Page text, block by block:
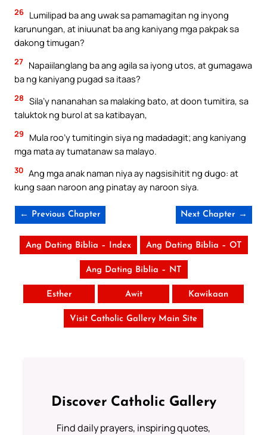
26 Lumilipad ba ang uwak sa pamamagitan ng inyong
karunungan, at iniuunat ba ang kaniyang mga pakpak sa
dakong timugan?
27 Napaiilanglang ba ang agila sa iyong utos, at gumagawa
ba ng kaniyang pugad sa itaas?
28 Sila’y nananahan sa malaking bato, at doon tumitira, sa
taluktok ng burol at sa katibayan,
29
Mula roo’y tumitingin siya ng madadagit; ang kaniyang
mga mata ay tumatanaw sa malayo.
30 Ang mga anak naman niya ay nagsisihitit ng dugo: at
kung saan naroon ang pinatay ay naroon siya.
← Previous Chapter Next Chapter →
Ang Dating Biblia – Index Ang Dating Biblia – OT
Ang Dating Biblia – NT
Esther Awit Kawikaan
Visit Catholic Gallery Main Site
Discover Catholic Gallery
Find daily prayers, inspiring quotes,